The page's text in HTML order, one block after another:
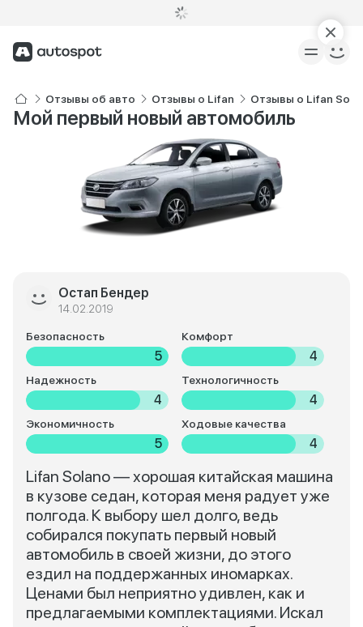
Отзывы об авто Отзывы о Lifan Отзывы о Lifan
Мой первый новый автомобиль
Остап Бендер
14.02.2019
Безопасность
5
Комфорт
4
Надежность
4
Технологичность
4
Экономичность
5
Ходовые качества
4
Lifan Solano — хорошая китайская машина
в кузове седан, которая меня радует уже
полгода. К выбору шел долго, ведь
собирался покупать первый новый
автомобиль в своей жизни, до этого
ездил на поддержанных иномарках.
Ценами был неприятно удивлен, как и
предлагаемыми комплектациями. Искал